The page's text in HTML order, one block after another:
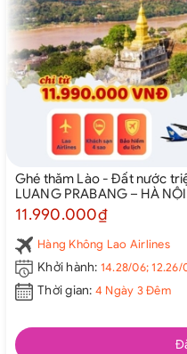
Ghé thăm Lào - Đất nước
LUANG PRABANG – HÀ NỘI
11.990.000₫
Hàng Không Lao Airlines
Khởi hành: 14.28/06;
Thời gian: 4 Ngày 3 Đêm